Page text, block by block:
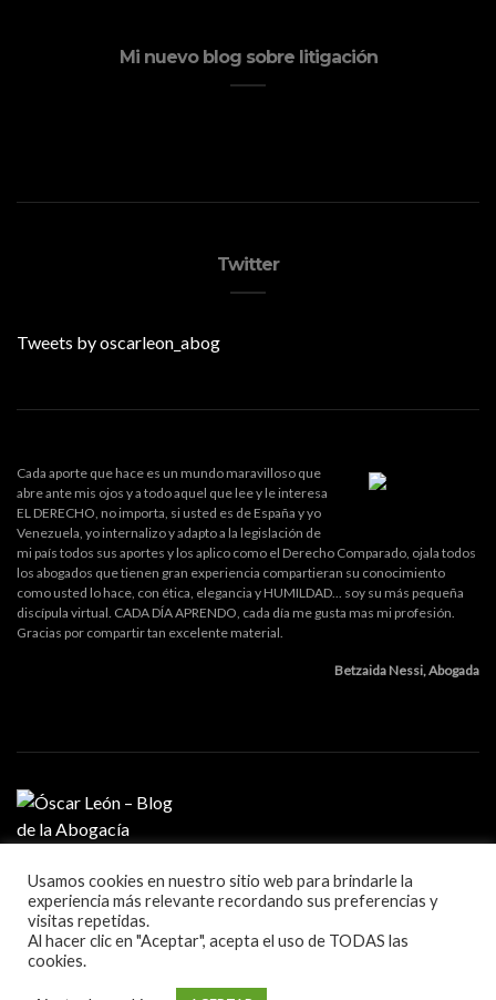
Mi nuevo blog sobre litigación
Twitter
Tweets by oscarleon_abog
Cada aporte que hace es un mundo maravilloso que
abre ante mis ojos y a todo aquel que lee y le interesa
EL DERECHO, no importa, si usted es de España y yo
Venezuela, yo internalizo y adapto a la legislación de
mi país todos sus aportes y los aplico como el Derecho Comparado, ojala todos
los abogados que tienen gran experiencia compartieran su conocimiento
como usted lo hace, con ética, elegancia y HUMILDAD... soy su más pequeña
discípula virtual. CADA DÍA APRENDO, cada día me gusta mas mi profesión.
Gracias por compartir tan excelente material.
Betzaida Nessi, Abogada
MI PROFESIÓN
GESTIÓN DE DESPACHO
LITIGACIÓN Y ORATORIA
MARKETING Y TECNOLOGÍA
Blog sobre la práctica de la abogacía
Usamos cookies en nuestro sitio web para brindarle la
experiencia más relevante recordando sus preferencias y
visitas repetidas.
Al hacer clic en "Aceptar", acepta el uso de TODAS las
cookies.